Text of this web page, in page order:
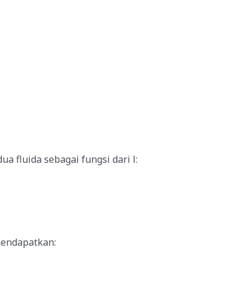
fluida sebagai fungsi dari l: